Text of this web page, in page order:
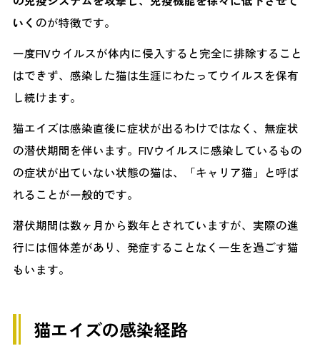
いく のが特徴です。
一度FIVウイルスが体内に侵入すると完全に排除すること
はできず、感染した猫は生涯にわたってウイルスを保有
し続けます。
猫エイズは感染直後に症状が出るわけではなく、無症状
の潜伏期間を伴います。FIVウイルスに感染しているもの
の症状が出ていない状態の猫は、「キャリア猫」と呼ば
れることが一般的です。
潜伏期間は数ヶ月から数年とされていますが、実際の進
行には個体差があり、発症することなく一生を過ごす猫
もいます。
猫エイズの感染経路